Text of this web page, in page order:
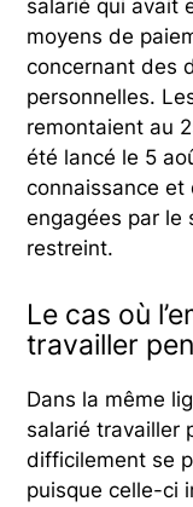
salarié qui avait
moyens de
concernant des
personnelles.
remontaient au
été lancé le 5
connaissance
engagées par le
restreint.
Le cas où
travailler
Dans la même
salarié travailler
difficilement se
puisque celle-ci